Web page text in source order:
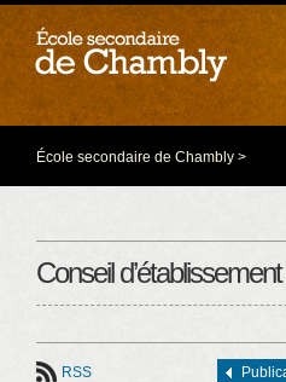
École secondaire de Chambly >
Conseil
RSS